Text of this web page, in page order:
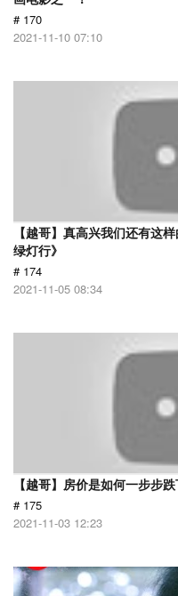
# 170
2021-11-10 07:10
【越哥】真高兴我们还有这
绿灯行》
# 174
2021-11-05 08:34
【越哥】房价是如何一步步
# 175
2021-11-03 12:23